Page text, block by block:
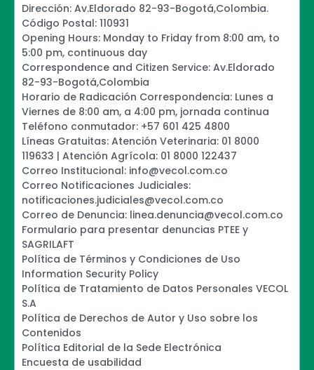
Dirección: Av.Eldorado 82-93-Bogotá,Colombia.
Código Postal: 110931
Opening Hours: Monday to Friday from 8:00 am, to
5:00 pm, continuous day
Correspondence and Citizen Service: Av.Eldorado
82-93-Bogotá,Colombia
Horario de Radicación Correspondencia: Lunes a
Viernes de 8:00 am, a 4:00 pm, jornada continua
Teléfono conmutador: +57 601 425 4800
Líneas Gratuitas: Atención Veterinaria: 01 8000
119633 | Atención Agrícola: 01 8000 122437
Correo Institucional: info@vecol.com.co
Correo Notificaciones Judiciales:
notificaciones.judiciales@vecol.com.co
Correo de Denuncia: linea.denuncia@vecol.com.co
Formulario para presentar denuncias PTEE y
SAGRILAFT
Política de Términos y Condiciones de Uso
Information Security Policy
Política de Tratamiento de Datos Personales VECOL
S.A
Política de Derechos de Autor y Uso sobre los
Contenidos
Política Editorial de la Sede Electrónica
Encuesta de usabilidad